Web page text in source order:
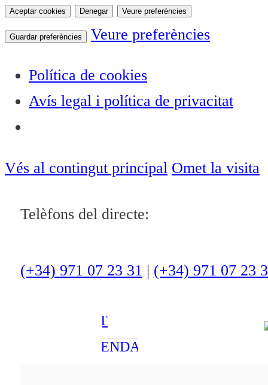
Aceptar cookies Denegar Veure preferències
Guardar preferències Veure preferències
Política de cookies
Avís legal i política de privacitat
Vés al contingut principal Omet la visita
Telèfons del directe:
(+34) 971 07 23 31 | (+34) 971 07 23
ACTUALITAT
OCI
ENTREVISTES
AMBIENT
AGENDA